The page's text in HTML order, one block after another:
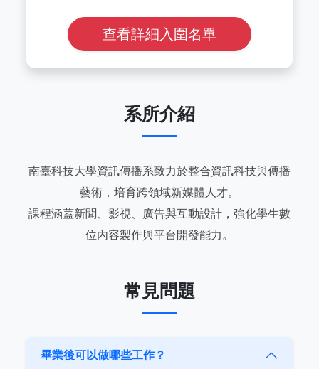
查看詳細入圍名單
系所介紹
南臺科技大學資訊傳播系致力於整合資訊科技與傳播
藝術，培育跨領域新媒體人才。
課程涵蓋新聞、影視、廣告與互動設計，強化學生數
位內容製作與平台開發能力。
常見問題
畢業後可以做哪些工作？